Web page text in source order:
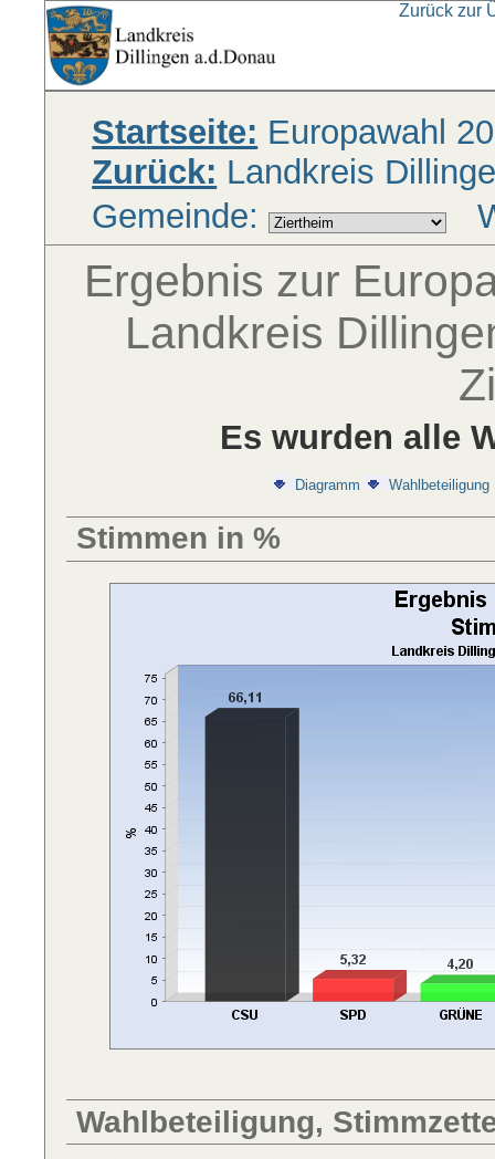
Zurück zur
Startseite: Europawahl
Zurück: Landkreis
Gemeinde:
Ergebnis zur
Landkreis
Es wurden alle
Diagramm Wahlbeteiligung
Stimmen in %
Wahlbeteiligung,